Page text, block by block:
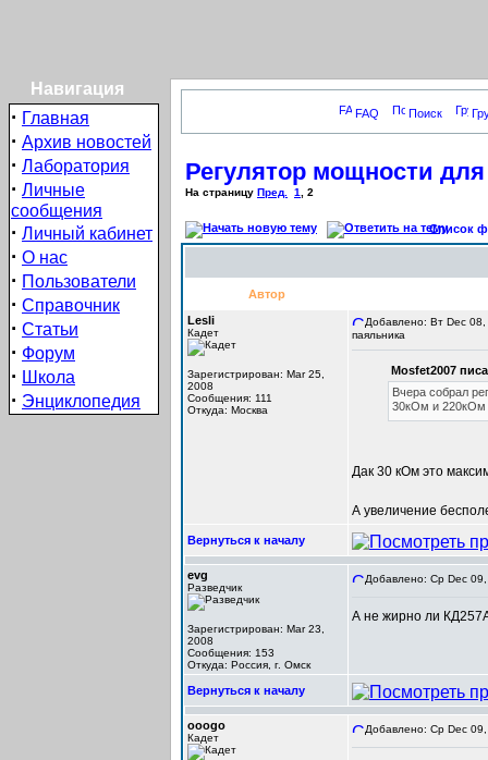
Навигация
· Главная
· Архив новостей
· Лаборатория
· Личные
сообщения
· Личный кабинет
· О нас
· Пользователи
· Справочник
· Статьи
· Форум
· Школа
· Энциклопедия
FAQ Поиск
Регулятор мощности
На страницу Пред. 1 2
Список
Автор
Lesli
Кадет
Зарегистрирован: Mar 25,
2008
Сообщения: 111
Откуда: Москва
Добавлено: Вт Dec
паяльника
Mosfet2007
Вчера собрал
30кОм и 220кОм
Дак 30 кОм это
А увеличение
Вернуться к началу
evg
Разведчик
Зарегистрирован: Mar 23,
2008
Сообщения: 153
Откуда: Россия, г. Омск
Добавлено: Ср Dec
А не жирно ли
Вернуться к началу
ooogo
Кадет
Добавлено: Ср Dec